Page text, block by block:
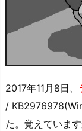
2017年11月8日、
/
た。覚えていま